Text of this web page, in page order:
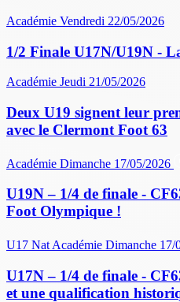
Académie Vendredi 22/05/2026
1/2 Finale U17N/U19N -
Académie Jeudi 21/05/2026
Deux U19 signent leur
avec le Clermont Foot 63
Académie Dimanche 17/05/2026
U19N – 1/4 de finale -
Foot Olympique !
U17 Nat Académie Dimanche 17/
U17N – 1/4 de finale -
et une qualification